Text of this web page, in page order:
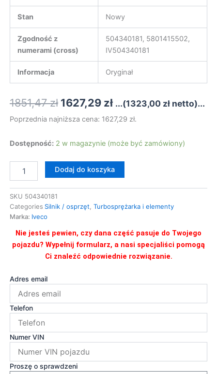
Stan Nowy
Zgodność z
numerami (cross)
504340181, 5801415502,
IV504340181
Informacja Oryginał
1851,47zł Pierwotna
cena
1627,29 złAktualna
cena
wynosi:
...(1323,00 zł netto)...
Poprzednia najniższa cena: 1627,29 zł.
Dostępność: 2 w magazynie (może być zamówiony)
ilość
SPRĘŻARKA
IVECO
DAILY
2.3D
EURO5
504340181
Dodaj do koszyka
SKU 504340181
Categories Silnik / osprzęt Turbosprężarka i elementy
Marka: Iveco
Nie jesteś pewien, czy dana część pasuje do Twojego
pojazdu? Wypełnij formularz, a nasi specjaliści pomogą
Ci znaleźć odpowiednie rozwiązanie.
Adres email
Telefon
Numer VIN
Proszę o sprawdzeni